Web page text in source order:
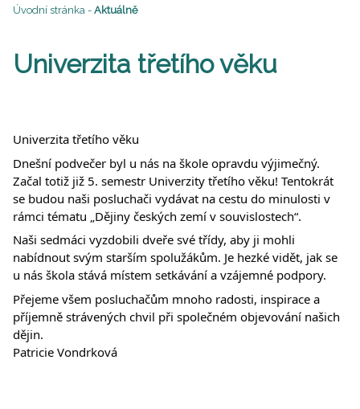
Úvodní stránka - Aktuálně
Univerzita třetího věku
Univerzita třetího věku
Dnešní podvečer byl u nás na škole opravdu výjimečný.
Začal totiž již 5. semestr Univerzity třetího věku! Tentokrát
se budou naši posluchači vydávat na cestu do minulosti v
rámci tématu „Dějiny českých zemí v souvislostech“.
Naši sedmáci vyzdobili dveře své třídy, aby ji mohli
nabídnout svým starším spolužákům. Je hezké vidět, jak se
u nás škola stává místem setkávání a vzájemné podpory.
Přejeme všem posluchačům mnoho radosti, inspirace a
příjemně strávených chvil při společném objevování našich
dějin.
Patricie Vondrková